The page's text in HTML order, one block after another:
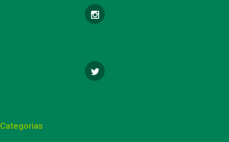
Categorias